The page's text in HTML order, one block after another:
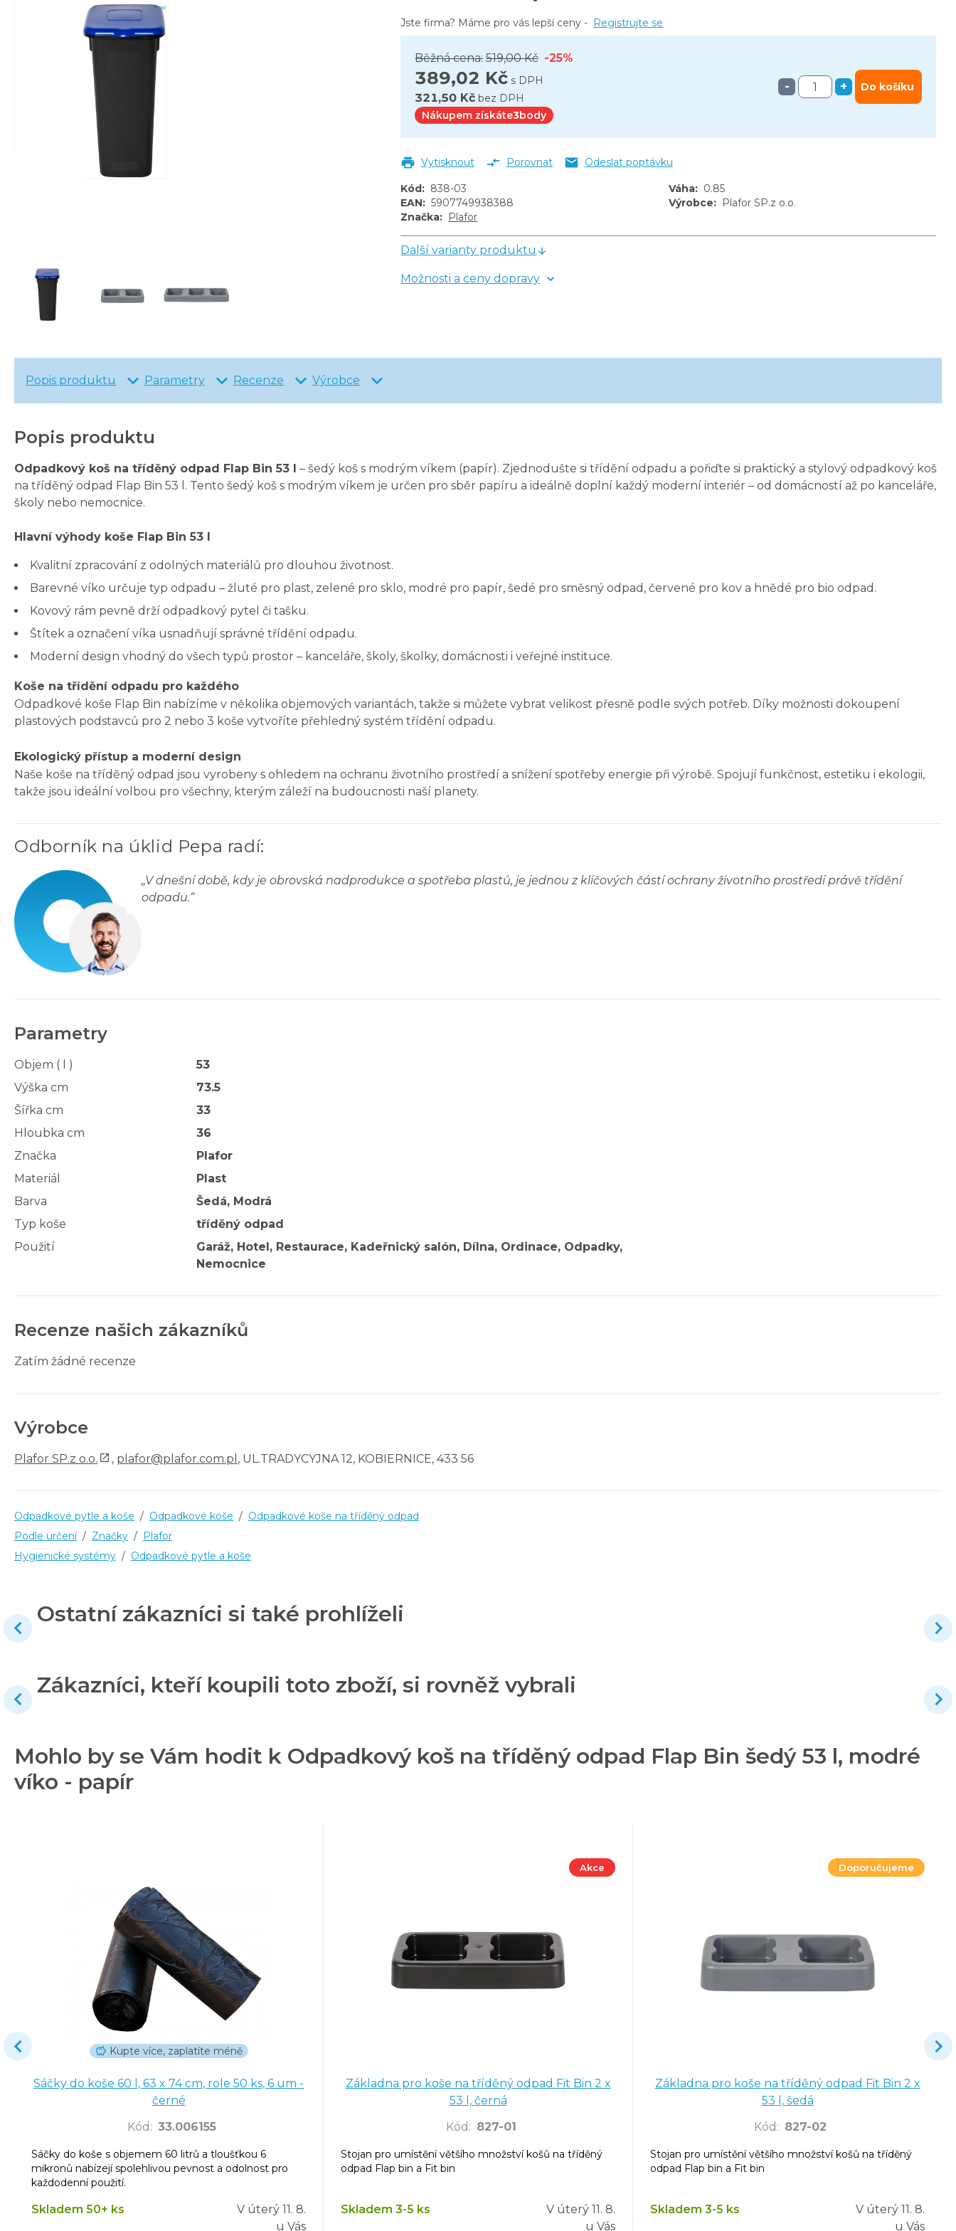
Běžná cena: 519,00 Kč -25%
389,02 Kč s DPH
321,50 Kč bez DPH
Nákupem získáte3body
- + Do košíku
Jste firma? Máme pro vás lepší ceny - Registrujte se
Vytisknout Porovnat Odeslat poptávku
Kód: 838-03 Váha: 0.85
EAN: 5907749938388 Výrobce: Plafor SP.z o.o.
Značka: Plafor
Další varianty produktu
Možnosti a ceny dopravy
Popis produktu Parametry Recenze Výrobce
Popis produktu
Odpadkový koš na tříděný odpad Flap Bin 53 l – šedý koš s modrým víkem (papír). Zjednodušte si třídění odpadu a pořiďte si praktický a stylový odpadkový koš
na tříděný odpad Flap Bin 53 l. Tento šedý koš s modrým víkem je určen pro sběr papíru a ideálně doplní každý moderní interiér – od domácností až po kanceláře,
školy nebo nemocnice.
Hlavní výhody koše Flap Bin 53 l
Kvalitní zpracování z odolných materiálů pro dlouhou životnost.
Barevné víko určuje typ odpadu – žluté pro plast, zelené pro sklo, modré pro papír, šedé pro směsný odpad, červené pro kov a hnědé pro bio odpad.
Kovový rám pevně drží odpadkový pytel či tašku.
Štítek a označení víka usnadňují správné třídění odpadu.
Moderní design vhodný do všech typů prostor – kanceláře, školy, školky, domácnosti i veřejné instituce.
Koše na třídění odpadu pro každého
Odpadkové koše Flap Bin nabízíme v několika objemových variantách, takže si můžete vybrat velikost přesně podle svých potřeb. Díky možnosti dokoupení
plastových podstavců pro 2 nebo 3 koše vytvoříte přehledný systém třídění odpadu.
Ekologický přístup a moderní design
Naše koše na tříděný odpad jsou vyrobeny s ohledem na ochranu životního prostředí a snížení spotřeby energie při výrobě. Spojují funkčnost, estetiku i ekologii,
takže jsou ideální volbou pro všechny, kterým záleží na budoucnosti naší planety.
Odborník na úklid Pepa radí:
„V dnešní době, kdy je obrovská nadprodukce a spotřeba plastů, je jednou z klíčových částí ochrany životního prostředí právě třídění
odpadu.“
Parametry
Objem ( l )
53
Výška cm
73.5
Šířka cm
33
Hloubka cm
36
Značka
Plafor
Materiál
Plast
Barva
Šedá, Modrá
Typ koše
tříděný odpad
Použití
Garáž, Hotel, Restaurace, Kadeřnický salón, Dílna, Ordinace, Odpadky,
Nemocnice
Recenze našich zákazníků
Zatím žádné recenze
Výrobce
Plafor SP.z o.o. , plafor@plafor.com.pl , UL.TRADYCYJNA 12, KOBIERNICE, 433 56
Odpadkové pytle a koše / Odpadkové koše / Odpadkové koše na tříděný odpad
Podle určení / Značky / Plafor
Hygienické systémy / Odpadkové pytle a koše
Ostatní zákazníci si také prohlíželi
Zákazníci, kteří koupili toto zboží, si rovněž vybrali
Mohlo by se Vám hodit k Odpadkový koš na tříděný odpad Flap Bin šedý 53 l, modré
víko - papír
Kupte více, zaplatíte méně
Sáčky do koše 60 l, 63 x 74 cm, role 50 ks, 6 um -
černé
Kód : 33.006155
Sáčky do koše s objemem 60 litrů a tloušťkou 6
mikronů nabízejí spolehlivou pevnost a odolnost pro
každodenní použití.
Skladem 50+ ks V úterý 11. 8.
u Vás
Akce
Základna pro koše na tříděný odpad Fit Bin 2 x
53 l, černá
Kód : 827-01
Stojan pro umístění většího množství košů na tříděný
odpad Flap bin a Fit bin
Skladem 3-5 ks V úterý 11. 8.
u Vás
Doporučujeme
Základna pro koše na tříděný odpad Fit Bin 2 x
53 l, šedá
Kód : 827-02
Stojan pro umístění většího množství košů na tříděný
odpad Flap bin a Fit bin
Skladem 3-5 ks V úterý 11. 8.
u Vás